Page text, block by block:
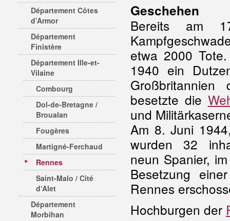
Département Côtes
d’Armor
Département
Finistère
Département Ille-et-
Vilaine
Combourg
Dol-de-Bretagne /
Broualan
Fougères
Martigné-Ferchaud
Rennes
Saint-Malo / Cité
d‘Alet
Département
Morbihan
Geschehen
Bereits am
etwa 2000
1940 ein
besetzte die
und
Am 8. Juni
wurden 32
neun Spanier,
Besetzung
Rennes
Hochburgen der